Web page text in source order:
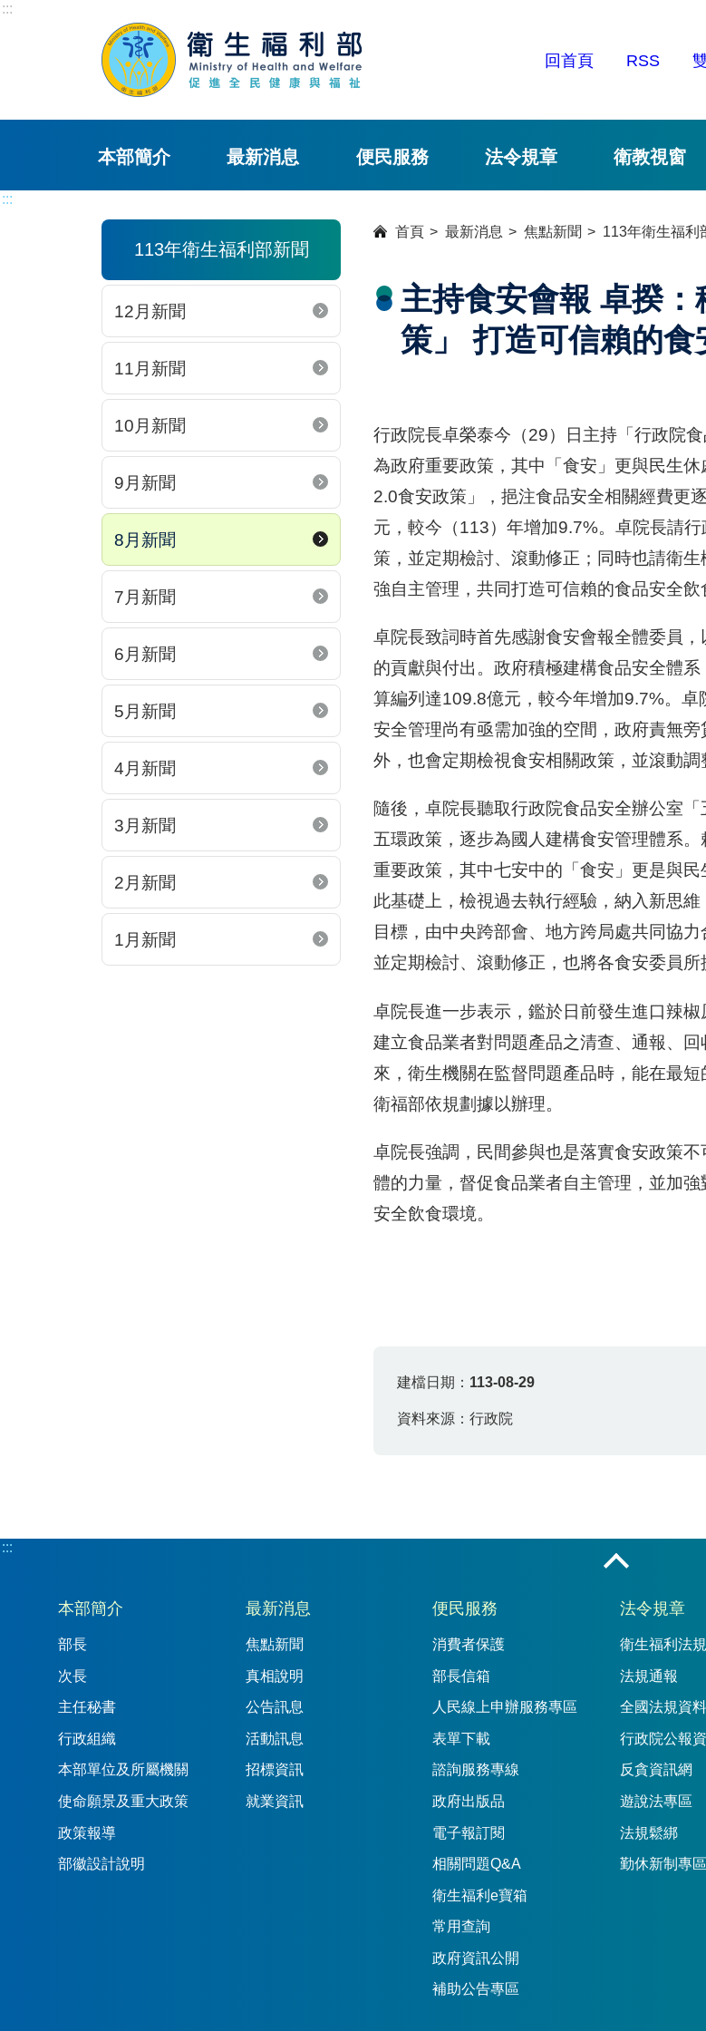
:::
回首頁 RSS
本部簡介 最新消息 便民服務 法令規章 衛教視窗
:::
113年衛生福利部新聞
12月新聞
11月新聞
10月新聞
9月新聞
8月新聞
7月新聞
6月新聞
5月新聞
4月新聞
3月新聞
2月新聞
1月新聞
首頁 最新消息 焦點新聞 113年衛生福利
主持食安會報 卓揆
策」 打造可信賴的食
行政院長卓榮泰今（29）日主持「行政院
為政府重要政策，其中「食安」更與民生
2.0食安政策」，挹注食品安全相關經費更
元，較今（113）年增加9.7%。卓院長請
策，並定期檢討、滾動修正；同時也請衛
強自主管理，共同打造可信賴的食品安全飲
卓院長致詞時首先感謝食安會報全體委員
的貢獻與付出。政府積極建構食品安全體
算編列達109.8億元，較今年增加9.7%。
安全管理尚有亟需加強的空間，政府責無
外，也會定期檢視食安相關政策，並滾動
隨後，卓院長聽取行政院食品安全辦公室
五環政策，逐步為國人建構食安管理體系
重要政策，其中七安中的「食安」更是與
此基礎上，檢視過去執行經驗，納入新思
目標，由中央跨部會、地方跨局處共同協
並定期檢討、滾動修正，也將各食安委員所
卓院長進一步表示，鑑於日前發生進口辣
建立食品業者對問題產品之清查、通報、
來，衛生機關在監督問題產品時，能在最
衛福部依規劃據以辦理。
卓院長強調，民間參與也是落實食安政策
體的力量，督促食品業者自主管理，並加
安全飲食環境。
建檔日期： 113-08-29
資料來源：行政院
:::
:::
本部簡介
部長
次長
主任秘書
行政組織
本部單位及所屬機關
使命願景及重大政策
政策報導
部徽設計說明
最新消息
焦點新聞
真相說明
公告訊息
活動訊息
招標資訊
就業資訊
便民服務
消費者保護
部長信箱
人民線上申辦服務專區
表單下載
諮詢服務專線
政府出版品
電子報訂閱
相關問題Q&A
衛生福利e寶箱
常用查詢
政府資訊公開
補助公告專區
法令規章
衛生福利法
法規通報
全國法規資
行政院公報
反貪資訊網
遊說法專區
法規鬆綁
勤休新制專區